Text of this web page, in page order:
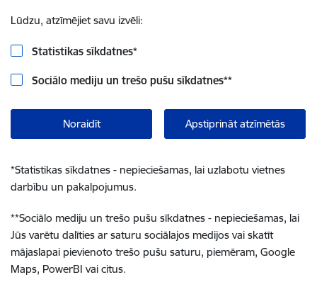
Lūdzu, atzīmējiet savu izvēli:
Statistikas sīkdatnes*
Sociālo mediju un trešo pušu sīkdatnes**
Noraidīt Apstiprināt atzīmētās
*Statistikas sīkdatnes - nepieciešamas, lai uzlabotu vietnes
darbību un pakalpojumus.
**Sociālo mediju un trešo pušu sīkdatnes - nepieciešamas, lai
Jūs varētu dalīties ar saturu sociālajos medijos vai skatīt
mājaslapai pievienoto trešo pušu saturu, piemēram, Google
Maps, PowerBI vai citus.